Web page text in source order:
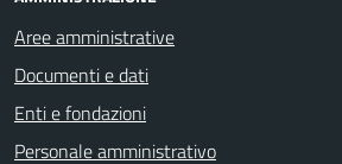
Aree amministrative
Documenti e dati
Enti e fondazioni
Personale amministrativo